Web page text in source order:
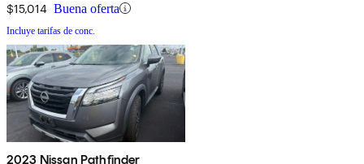
$15,014 Buena oferta
Incluye tarifas de conc.
2023 Nissan Pathfinder